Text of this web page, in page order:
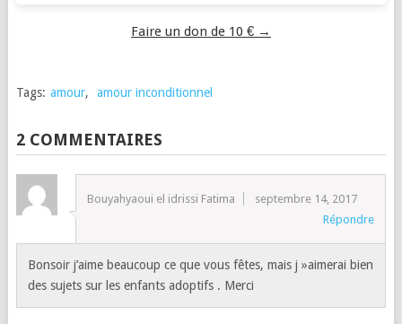
Faire un don de 10 € →
Tags: amour, amour inconditionnel
2 COMMENTAIRES
Bouyahyaoui el idrissi Fatima
septembre 14, 2017
Répondre
Bonsoir j’aime beaucoup ce que vous fêtes, mais j »aimerai bien
des sujets sur les enfants adoptifs . Merci